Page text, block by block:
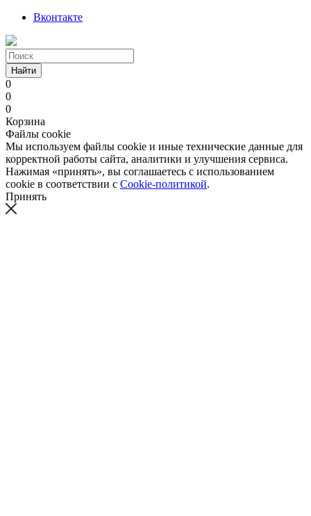
Вконтакте
Найти
0
0
0
Корзина
Файлы cookie
Мы используем файлы cookie и иные технические данные для
корректной работы сайта, аналитики и улучшения сервиса.
Нажимая «принять», вы соглашаетесь с использованием
cookie в соответствии с Cookie-политикой.
Принять